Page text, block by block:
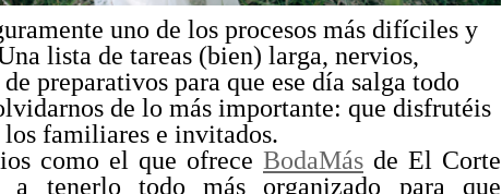
uno de los procesos más difíciles y
lista de tareas (bien) larga, nervios,
preparativos para que ese día salga todo
de lo más importante: que disfrutéis
familiares e invitados.
como el que ofrece BodaMás de El Corte
a tenerlo todo más organizado para que